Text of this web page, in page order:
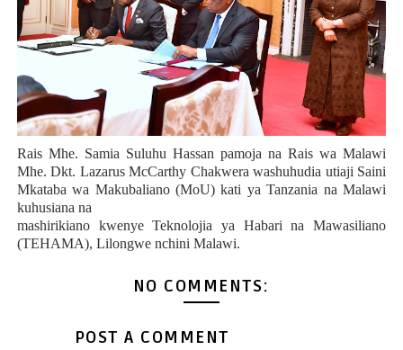
Rais Mhe. Samia Suluhu Hassan pamoja na Rais wa Malawi
Mhe. Dkt. Lazarus McCarthy Chakwera washuhudia utiaji Saini
Mkataba wa Makubaliano (MoU) kati ya Tanzania na Malawi
kuhusiana na
mashirikiano kwenye Teknolojia ya Habari na Mawasiliano
(TEHAMA), Lilongwe nchini Malawi.
NO COMMENTS:
POST A COMMENT